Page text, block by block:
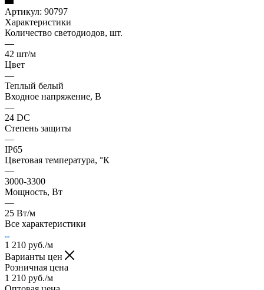
Артикул: 90797
Характеристики
Количество светодиодов, шт.
—
42 шт/м
Цвет
—
Теплый белый
Входное напряжение, В
—
24 DC
Степень защиты
—
IP65
Цветовая температура, °К
—
3000-3300
Мощность, Вт
—
25 Вт/м
Все характеристики
1 210 руб./м
Варианты цен
Розничная цена
1 210 руб./м